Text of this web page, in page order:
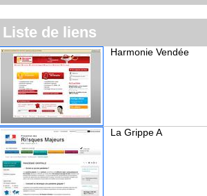
Liste de liens
Harmonie Vendée
La Grippe A